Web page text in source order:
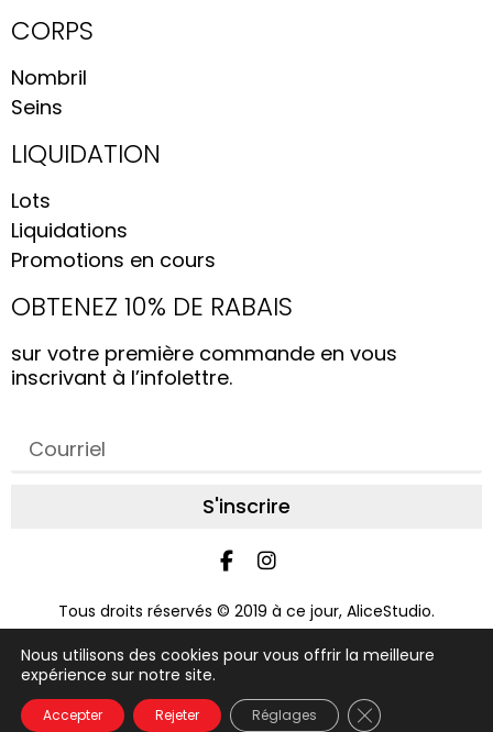
CORPS
Nombril
Seins
LIQUIDATION
Lots
Liquidations
Promotions en cours
OBTENEZ 10% DE RABAIS
sur votre première commande en vous
inscrivant à l’infolettre.
S'inscrire
Tous droits réservés © 2019 à ce jour, AliceStudio.
Conception parGraphix Design Graphique
FAQ À propos Nous joindre
Politique d'utilisation
Glossaire
Nous utilisons des cookies pour vous offrir la meilleure
expérience sur notre site.
Accepter Rejeter Réglages Close GDPR